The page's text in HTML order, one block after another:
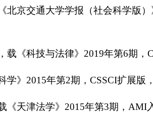
北京交通大学学报（社会科学版
《科技与法律》2019年第6期，
》2015年第2期，CSSCI扩展版
《天津法学》2015年第3期，AMI